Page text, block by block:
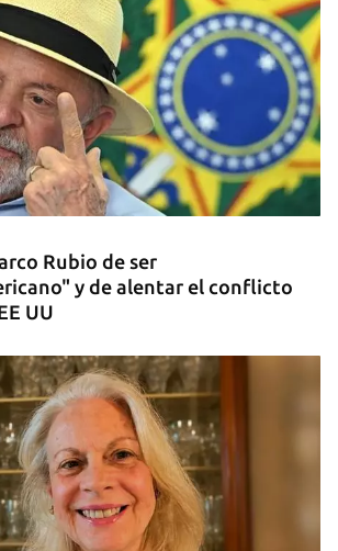
otros 5.000 sistemas fotovoltaicos
de Cuba
Rubio de ser
y de alentar el conflicto
UU